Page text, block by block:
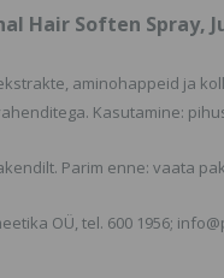
Hair Soften Spray,
aminohappeid ja
Kasutamine:
Parim enne: vaata
OÜ, tel. 600 1956;